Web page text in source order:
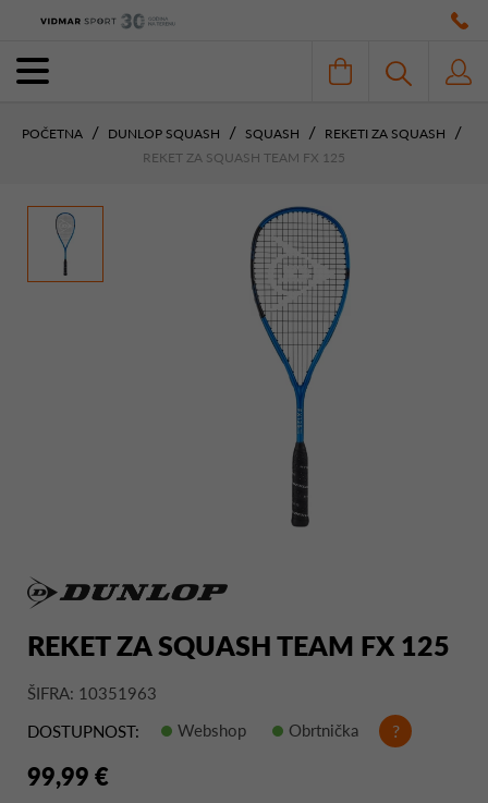
POČETNA DUNLOP SQUASH SQUASH
REKETI ZA SQUASH
REKET ZA SQUASH TEAM FX 125
REKET ZA SQUASH TEAM FX 125
ŠIFRA: 10351963
DOSTUPNOST:
Webshop Obrtnička ?
99,99 €